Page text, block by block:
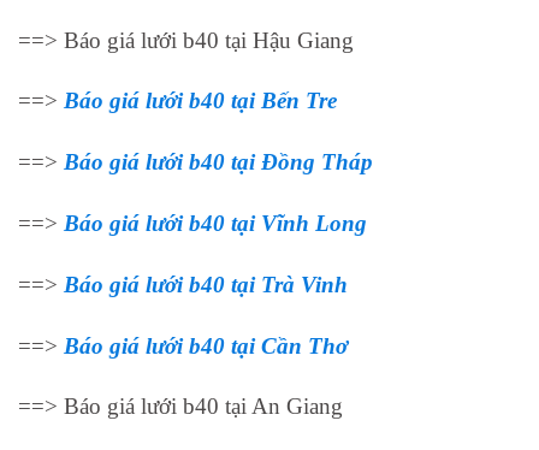
==> Báo giá lưới b40 tại Hậu Giang
==> Báo giá lưới b40 tại Bến Tre
==> Báo giá lưới b40 tại Đồng Tháp
==> Báo giá lưới b40 tại Vĩnh Long
==> Báo giá lưới b40 tại Trà Vinh
==> Báo giá lưới b40 tại Cần Thơ
==> Báo giá lưới b40 tại An Giang